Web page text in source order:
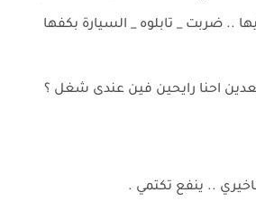
.. ضربت _ تابلوه _ السيارة بكفها
احنا رايحين فين عندى شغل ؟
.. ينفع تكتمي .